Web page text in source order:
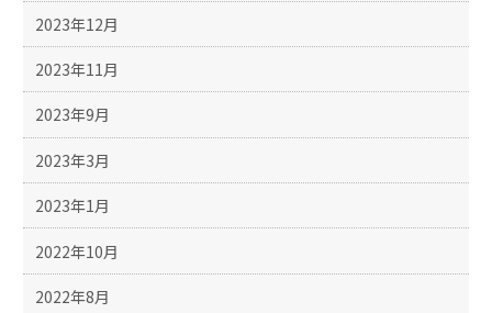
2023年12月
2023年11月
2023年9月
2023年3月
2023年1月
2022年10月
2022年8月